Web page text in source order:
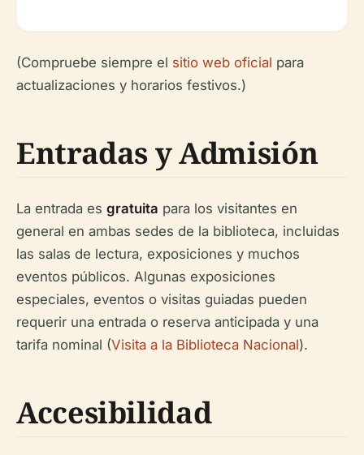
(Compruebe siempre el sitio web oficial para
actualizaciones y horarios festivos.)
Entradas y Admisión
La entrada es gratuita para los visitantes en
general en ambas sedes de la biblioteca, incluidas
las salas de lectura, exposiciones y muchos
eventos públicos. Algunas exposiciones
especiales, eventos o visitas guiadas pueden
requerir una entrada o reserva anticipada y una
tarifa nominal (Visita a la Biblioteca Nacional).
Accesibilidad